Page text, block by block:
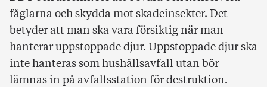
fåglarna och skydda mot skadeinsekter. Det
betyder att man ska vara försiktig när man
hanterar uppstoppade djur. Uppstoppade djur ska
inte hanteras som hushållsavfall utan bör
lämnas in på avfallsstation för destruktion.